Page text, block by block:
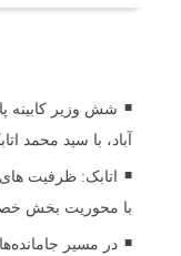
شش وزیر کابینه
آباد، با سید محمد
اتابک: ظرفیت
با محوریت بخش
در مسیر